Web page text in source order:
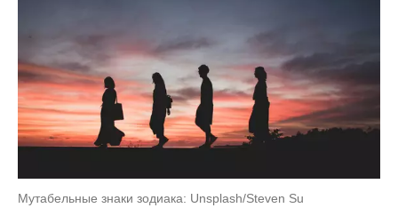
Мутабельные знаки зодиака: Unsplash/Steven Su